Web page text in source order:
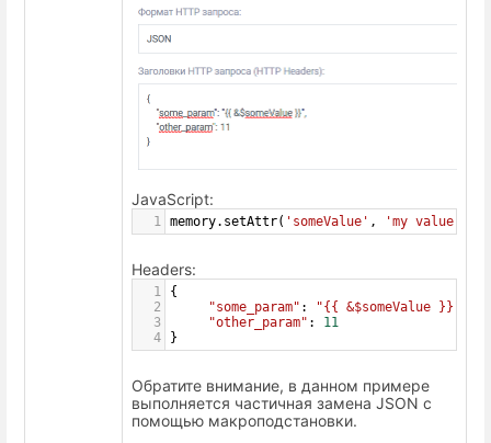
JavaScript:
1 memory. setAttr( 'someValue' , 'my value'
Headers:
1
{
2
"some_param" : "{{ &$someValue }}"
3
"other_param" : 11
4
}
Обратите внимание, в данном примере
выполняется частичная замена JSON с
помощью макроподстановки.